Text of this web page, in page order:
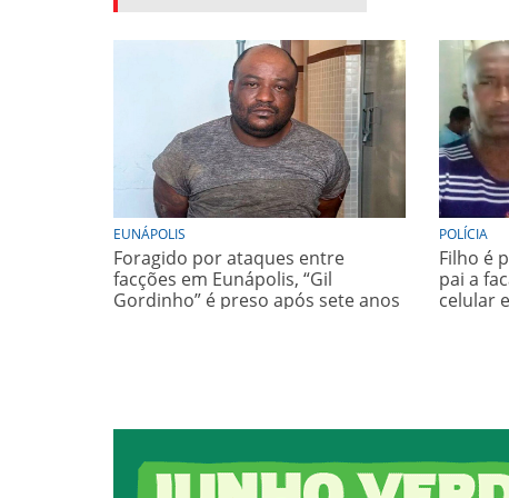
EUNÁPOLIS
Foragido por ataques entre
facções em Eunápolis, “Gil
Gordinho” é preso após sete anos
POLÍCIA
Filho é
pai a
celular